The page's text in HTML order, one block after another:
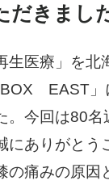
療
痛
ー紹介
る質問
きまし
生医療」を
EAST」
。今回は80名
にありがとう
の痛みの原因